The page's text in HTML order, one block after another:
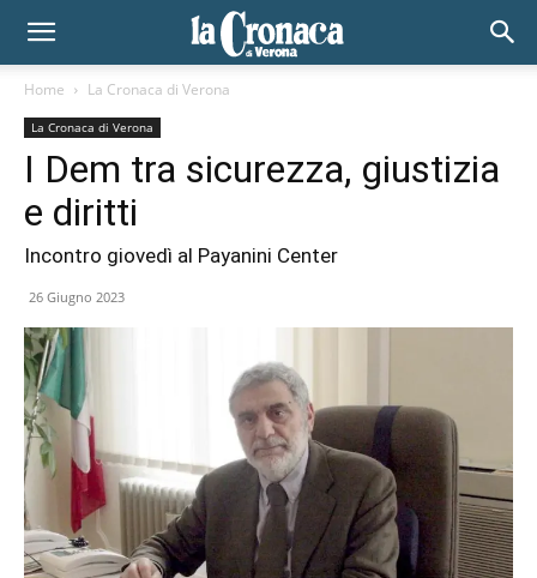
Home La Cronaca di Verona
La Cronaca di Verona
I Dem tra sicurezza, giustizia
e diritti
Incontro giovedì al Payanini Center
26 Giugno 2023